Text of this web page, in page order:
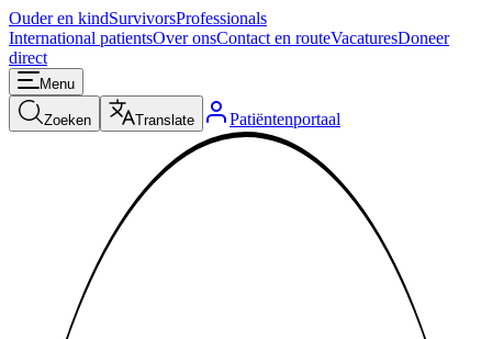
Ouder en kindSurvivorsProfessionals
International patientsOver onsContact en routeVacaturesDoneer
direct
Menu
Zoeken Translate Patiëntenportaal